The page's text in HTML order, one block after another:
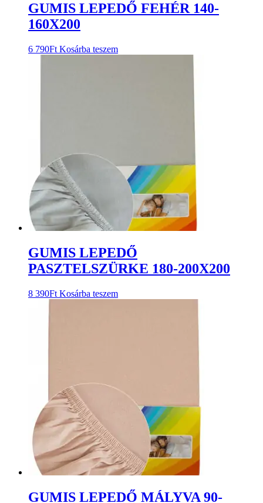
GUMIS LEPEDŐ FEHÉR 140-
160X200
6 790Ft Kosárba teszem
GUMIS LEPEDŐ
PASZTELSZÜRKE 180-200X200
8 390Ft Kosárba teszem
GUMIS LEPEDŐ MÁLYVA 90-